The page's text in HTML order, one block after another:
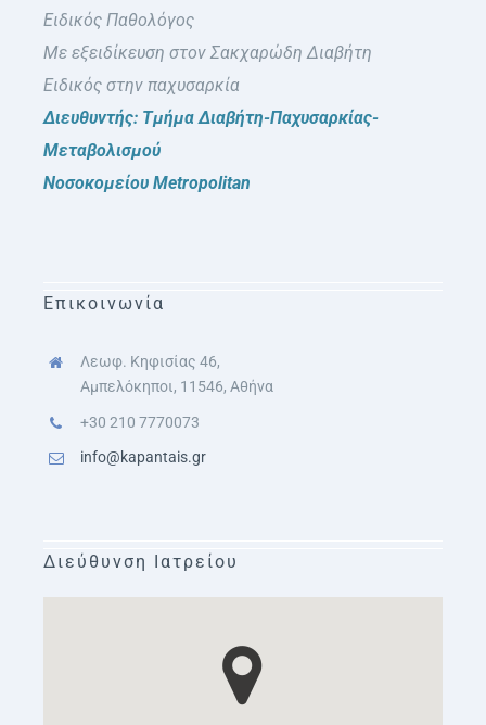
Ειδικός Παθολόγος
Με εξειδίκευση στον Σακχαρώδη Διαβήτη
Ειδικός στην παχυσαρκία
Διευθυντής: Τμήμα Διαβήτη-Παχυσαρκίας-
Μεταβολισμού
Νοσοκομείου Metropolitan
Επικοινωνία
Λεωφ. Κηφισίας 46,
Αμπελόκηποι, 11546, Αθήνα
+30 210 7770073
info@kapantais.gr
Διεύθυνση Ιατρείου